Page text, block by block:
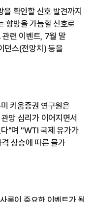
확인할 신호 발견까지
향방을 가늠할 신호로
련 이벤트, 7월 말
던스(전망치) 등을
키움증권 연구원은
망 심리가 이어지면서
"며 "WTI 국제 유가가
상승에 따른 물가